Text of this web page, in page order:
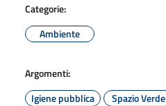
Categorie:
Ambiente
Argomenti:
Igiene pubblica
Spazio Verde